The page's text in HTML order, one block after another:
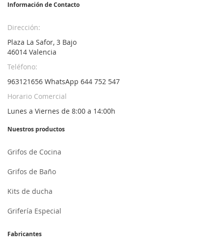
Información de Contacto
Dirección:
Plaza La Safor, 3 Bajo
46014 Valencia
Teléfono:
963121656 WhatsApp 644 752 547
Horario Comercial
Lunes a Viernes de 8:00 a 14:00h
Nuestros productos
Grifos de Cocina
Grifos de Baño
Kits de ducha
Grifería Especial
Fabricantes